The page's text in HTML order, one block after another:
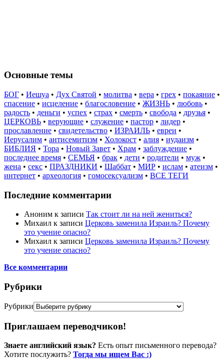
Основные темы
БОГ • Иешуа • Дух Святой • молитва • вера • грех • покаяние •
спасение • исцеление • благословение • ЖИЗНЬ • любовь •
радость • деньги • успех • страх • смерть • свобода • друзья •
ЦЕРКОВЬ • верующие • служение • пастор • лидер •
прославление • свидетельство • ИЗРАИЛЬ • евреи •
Иерусалим • антисемитизм • Холокост • алия • иудаизм •
БИБЛИЯ • Тора • Новый Завет • Храм • заблуждение •
последнее время • СЕМЬЯ • брак • дети • родители • муж •
жена • секс • ПРАЗДНИКИ • Шаббат • МИР • ислам • атеизм •
интернет • археология • гомосексуализм • ВСЕ ТЕГИ
Последние комментарии
Аноним к записи Так стоит ли на ней жениться?
Михаил к записи Церковь заменила Израиль? Почему
это учение опасно?
Михаил к записи Церковь заменила Израиль? Почему
это учение опасно?
Все комментарии
Рубрики
Рубрики
Приглашаем переводчиков!
Знаете английский язык? Есть опыт письменного перевода?
Хотите послужить? Тогда мы ищем Вас :)